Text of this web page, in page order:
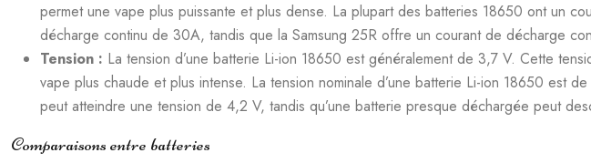
permet une vape plus puissante et plus dense. La plupart des batteries 18650 ont un
décharge continu de 30A, tandis que la Samsung 25R offre un courant de décharge
Tension : La tension d’une batterie Li-ion 18650 est généralement de 3,7 V. Cette
vape plus chaude et plus intense. La tension nominale d’une batterie Li-ion 18650 est
peut atteindre une tension de 4,2 V, tandis qu’une batterie presque déchargée peut
Comparaisons entre batteries